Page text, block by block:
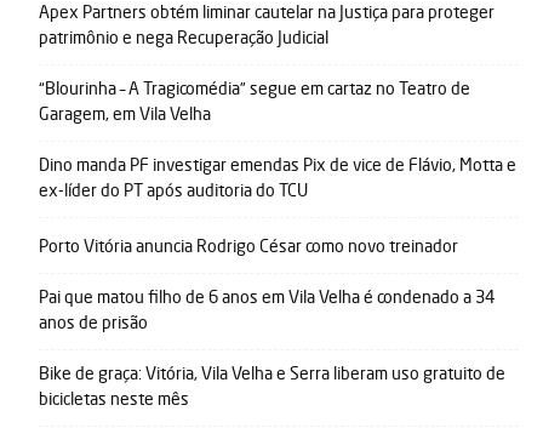
Apex Partners obtém liminar cautelar na Justiça para proteger
patrimônio e nega Recuperação Judicial
“Blourinha – A Tragicomédia” segue em cartaz no Teatro de
Garagem, em Vila Velha
Dino manda PF investigar emendas Pix de vice de Flávio, Motta e
ex-líder do PT após auditoria do TCU
Porto Vitória anuncia Rodrigo César como novo treinador
Pai que matou filho de 6 anos em Vila Velha é condenado a 34
anos de prisão
Bike de graça: Vitória, Vila Velha e Serra liberam uso gratuito de
bicicletas neste mês